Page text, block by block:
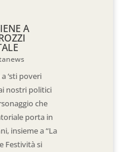
A
‘sti poveri
nostri politici
che
porta in
insieme a “La
Festività si